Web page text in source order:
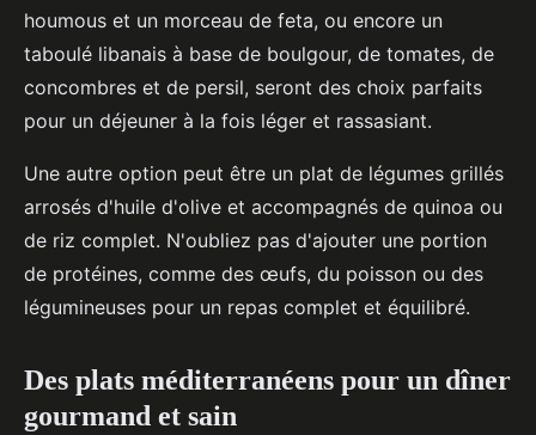
houmous et un morceau de feta, ou encore un
taboulé libanais à base de boulgour, de tomates, de
concombres et de persil, seront des choix parfaits
pour un déjeuner à la fois léger et rassasiant.
Une autre option peut être un plat de légumes grillés
arrosés d'huile d'olive et accompagnés de quinoa ou
de riz complet. N'oubliez pas d'ajouter une portion
de protéines, comme des œufs, du poisson ou des
légumineuses pour un repas complet et équilibré.
Des plats méditerranéens pour un dîner
gourmand et sain